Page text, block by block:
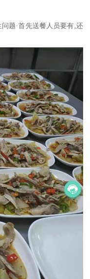
题·首先送餐人员要有,还